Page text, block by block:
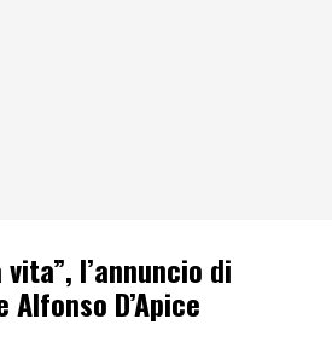
l’annuncio di
D’Apice